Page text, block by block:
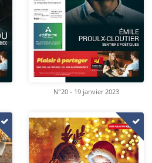
N°20 - 19 janvier 2023